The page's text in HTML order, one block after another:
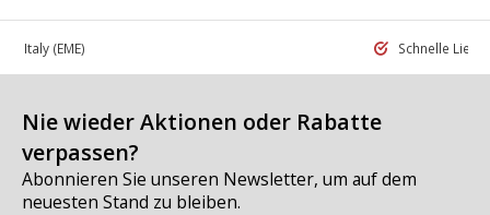
in Italy (EME) Schnelle
Nie wieder Aktionen oder Rabatte
verpassen?
Abonnieren Sie unseren Newsletter, um auf dem
neuesten Stand zu bleiben.